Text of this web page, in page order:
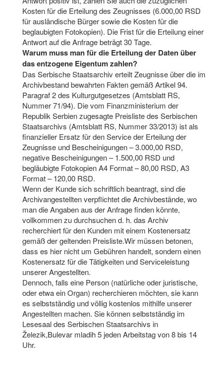
Kosten für die Erteilung des Zeugnisses (6.000,00 RSD
für ausländische Bürger sowie die Kosten für die
beglaubigten Fotokopien). Die Frist für die Erteilung einer
Antwort auf die Anfrage beträgt 30 Tage.
Warum muss man für die Erteilung der Daten über
das entzogene Eigentum zahlen?
Das Serbische Staatsarchiv erteilt Zeugnisse über die im
Archivbestand bewahrten Fakten gemäß Artikel 94.
Paragraf 2 des Kulturgutgesetzes (Amtsblatt RS,
Nummer 71/94). Die vom Finanzministerium der
Republik Serbien zugesagte Preisliste des Serbischen
Staatsarchivs (Amtsblatt RS, Nummer 33/2013) ist als
finanzieller Ersatz für den Service der Erteilung der
Zeugnisse und Bescheinigungen – 3.000,00 RSD,
negative Bescheinigungen – 1.500,00 RSD und
begläubigte Fotokopien A4 Format – 80,00 RSD, A3
Format – 120,00 RSD.
Wenn der Kunde sich schriftlich beantragt, sind die
Archivangestellten verpflichtet die Archivbestände, wo
man die Angaben aus der Anfrage finden könnte,
vollkommen zu durchsuchen d. h. das Archiv
recherchiert für den Kunden mit einem Kostenersatz
gemäß der geltenden Preisliste.Wir müssen betonen,
dass es hier nicht um Gebühren handelt, sondern einen
Kostenersatz für die Tätigkeiten und Serviceleistung
unserer Angestellten.
Dennoch, falls eine Person (natürliche oder juristische,
oder etwa ein Organ) recherchieren möchten, sie kann
es selbstständig und völlig kostenlos mithilfe unserer
Angestellten machen. Sie können selbstständig im
Lesesaal des Serbischen Staatsarchivs in
Železik,Bulevar mladih 5 jeden Arbeitstag von 8 bis 14
Uhr.